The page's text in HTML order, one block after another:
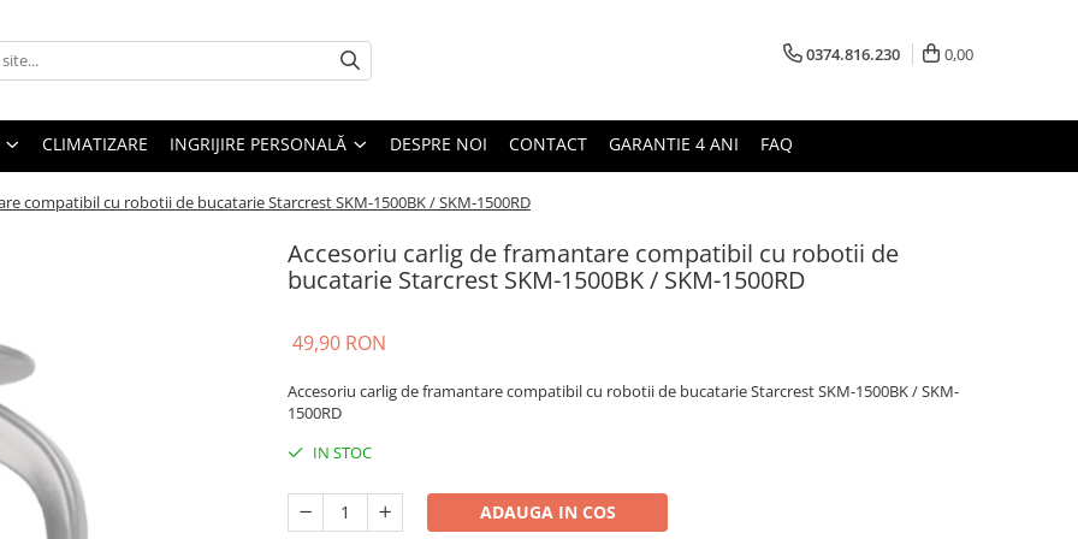
0374.816.230 0,00
CLIMATIZARE INGRIJIRE PERSONALĂ DESPRE NOI CONTACT GARANTIE 4 ANI FAQ
compatibil cu robotii de bucatarie Starcrest SKM-1500BK / SKM-1500RD
Accesoriu carlig de framantare compatibil cu robotii de
bucatarie Starcrest SKM-1500BK / SKM-1500RD
49,90 RON
Accesoriu carlig de framantare compatibil cu robotii de bucatarie Starcrest SKM-1500BK / SKM-
1500RD
IN STOC
ADAUGA IN COS